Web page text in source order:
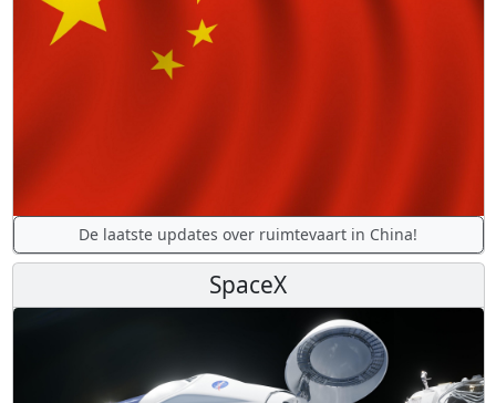
De laatste updates over ruimtevaart in China!
SpaceX